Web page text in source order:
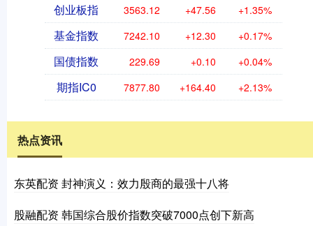
创业板指 3563.12 +47.56 +1.35%
基金指数 7242.10 +12.30 +0.17%
国债指数 229.69 +0.10 +0.04%
期指IC0 7877.80 +164.40 +2.13%
热点资讯
东英配资 封神演义：效力殷商的最强十八将
股融配资 韩国综合股价指数突破7000点创下新高